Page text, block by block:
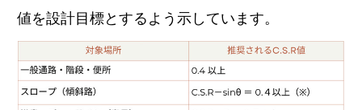
値を設計目標とするよう示しています。